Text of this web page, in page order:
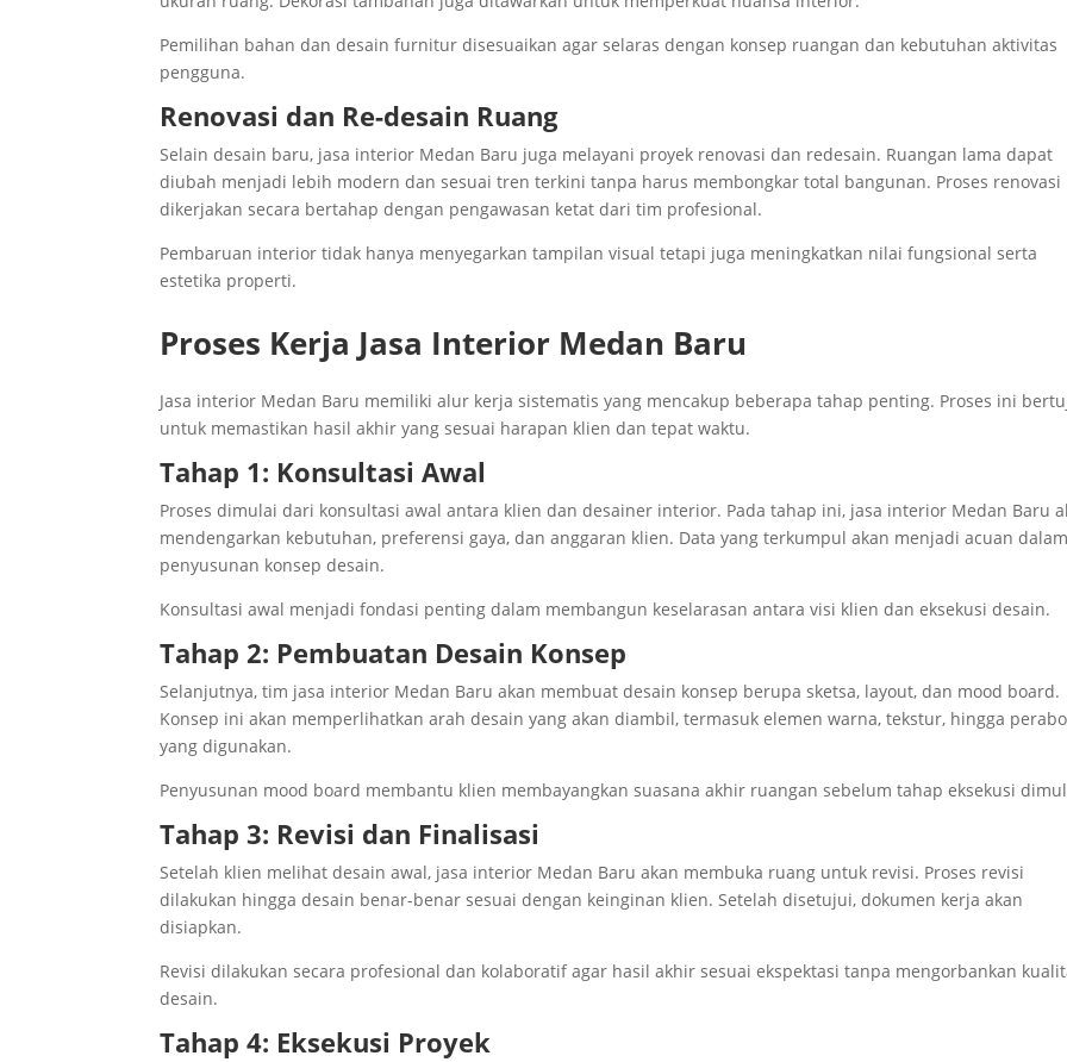
Pemilihan bahan dan desain furnitur disesuaikan agar selaras dengan konsep ruangan dan kebutuhan aktivitas
pengguna.
Renovasi dan Re-desain Ruang
Selain desain baru, jasa interior Medan Baru juga melayani proyek renovasi dan redesain. Ruangan lama dapat
diubah menjadi lebih modern dan sesuai tren terkini tanpa harus membongkar total bangunan. Proses renovasi
dikerjakan secara bertahap dengan pengawasan ketat dari tim profesional.
Pembaruan interior tidak hanya menyegarkan tampilan visual tetapi juga meningkatkan nilai fungsional serta
estetika properti.
Proses Kerja Jasa Interior Medan Baru
Jasa interior Medan Baru memiliki alur kerja sistematis yang mencakup beberapa tahap penting. Proses ini
untuk memastikan hasil akhir yang sesuai harapan klien dan tepat waktu.
Tahap 1: Konsultasi Awal
Proses dimulai dari konsultasi awal antara klien dan desainer interior. Pada tahap ini, jasa interior Medan Baru
mendengarkan kebutuhan, preferensi gaya, dan anggaran klien. Data yang terkumpul akan menjadi acuan
penyusunan konsep desain.
Konsultasi awal menjadi fondasi penting dalam membangun keselarasan antara visi klien dan eksekusi desain.
Tahap 2: Pembuatan Desain Konsep
Selanjutnya, tim jasa interior Medan Baru akan membuat desain konsep berupa sketsa, layout, dan mood board.
Konsep ini akan memperlihatkan arah desain yang akan diambil, termasuk elemen warna, tekstur, hingga
yang digunakan.
Penyusunan mood board membantu klien membayangkan suasana akhir ruangan sebelum tahap eksekusi
Tahap 3: Revisi dan Finalisasi
Setelah klien melihat desain awal, jasa interior Medan Baru akan membuka ruang untuk revisi. Proses revisi
dilakukan hingga desain benar-benar sesuai dengan keinginan klien. Setelah disetujui, dokumen kerja akan
disiapkan.
Revisi dilakukan secara profesional dan kolaboratif agar hasil akhir sesuai ekspektasi tanpa mengorbankan
desain.
Tahap 4: Eksekusi Proyek